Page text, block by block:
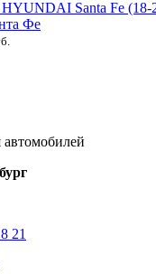
HYUNDAI Santa Fe (18-
Фе
автомобилей
21